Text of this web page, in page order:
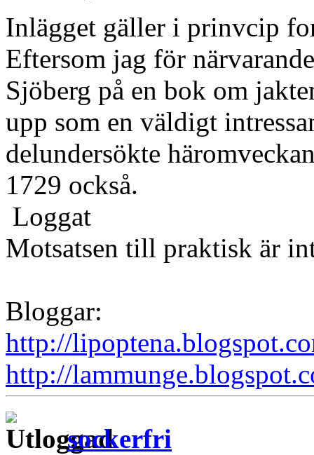
Inlägget gäller i prinvcip
Eftersom jag för
Sjöberg på en bok om
upp som en väldigt
delundersökte
1729 också.
Loggat
Motsatsen till praktisk är
Bloggar:
http://
http://
sockerfri